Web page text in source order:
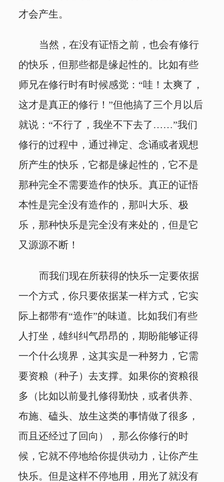
才会产生。
当然，在没有证悟之前，也会有修行
的快乐，但那些都是缘起性的。比如有些
师兄在修行时有时候感觉：“哇！太爽了，
这才是真正的修行！”但他搞了三个月以后
就说：“不行了，我坐不下去了……”我们
修行的过程中，通过禅定、念诵或者观想
所产生的快乐，它都是缘起性的，它不是
那种完全不需要造作的快乐。真正的证悟
本性是完全没有造作的，那叫大乐、极
乐，那种快乐是完全没有来处的，但是它
又源源不断！
而我们现在所获得的快乐一定要依据
一个方式，你只要依据某一样方式，它实
际上都带有“造作”的味道。比如我们有些
人打坐，雄纠纠气昂昂的，期盼能够证得
一个什么境界，这其实是一种努力，它需
要资粮（种子）去支撑。如果你的资粮很
多（比如以前曼扎修得勤快，或者供养、
布施、磕头、放生这类的事情做了很多，
而且还经过了回向），那么你修行的时
候，它就不停地给你提供动力，让你产生
快乐。但是这样不停地用，用光了就没有